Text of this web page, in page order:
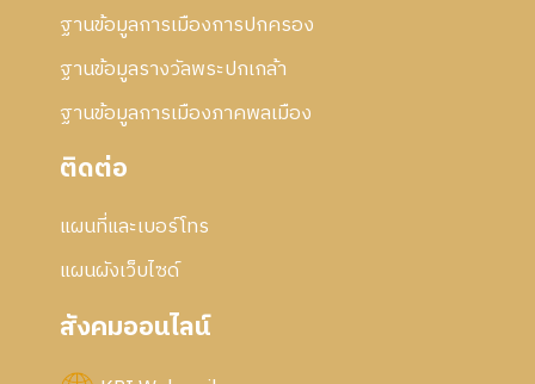
ฐานข้อมูลการเมืองการปกครอง
ฐานข้อมูลรางวัลพระปกเกล้า
ฐานข้อมูลการเมืองภาคพลเมือง
ติดต่อ
แผนที่และเบอร์โทร
แผนผังเว็บไซด์
สังคมออนไลน์